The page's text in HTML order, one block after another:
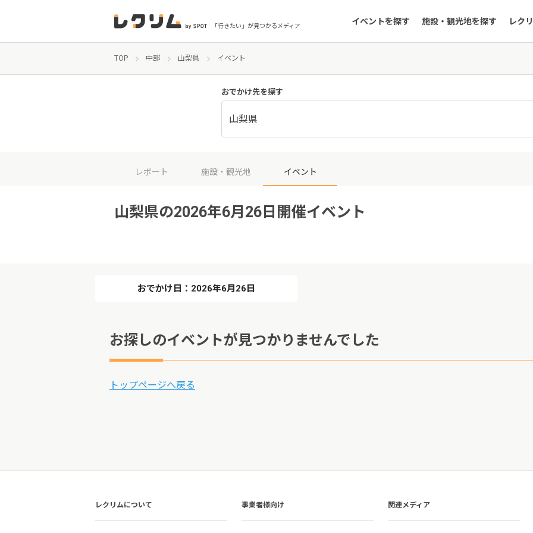
「行きたい」が見つかるメディア イベントを探す 施設・観光地を探す レク
TOP 中部 山梨県 イベント
おでかけ先を探す
山梨県
レポート 施設・観光地 イベント
山梨県の2026年6月26日開催イベント
おでかけ日：2026年6月26日
お探しのイベントが見つかりませんでした
トップページへ戻る
レクリムについて 事業者様向け 関連メディア